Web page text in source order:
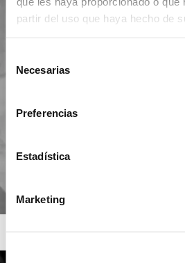
partir del uso que haya hecho de
Necesarias
Preferencias
Estadística
Marketing